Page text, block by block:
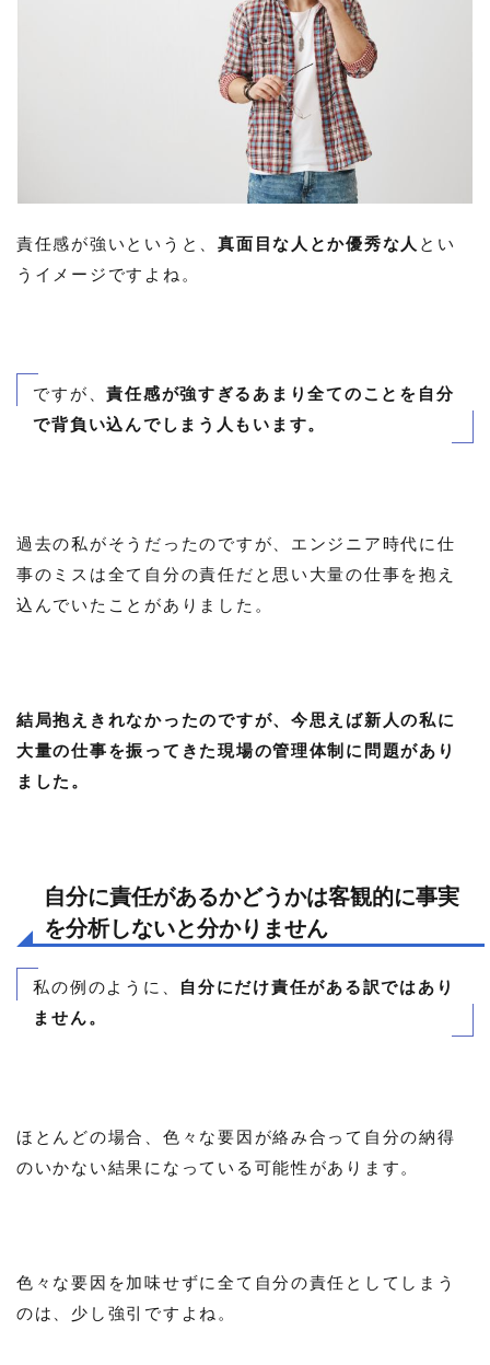
責任感が強いというと、真面目な人とか優秀な人 とい
うイメージですよね。
ですが、責任感が強すぎるあまり全てのことを自分
で背負い込んでしまう人もいます。
過去の私がそうだったのですが、エンジニア時代に仕
事のミスは全て自分の責任だと思い大量の仕事を抱え
込んでいたことがありました。
結局抱えきれなかったのですが、今思えば新人の私に
大量の仕事を振ってきた現場の管理体制に問題があり
ました。
自分に責任があるかどうかは客観的に事実
を分析しないと分かりません
私の例のように、 自分にだけ責任がある訳ではあり
ません。
ほとんどの場合、色々な要因が絡み合って自分の納得
のいかない結果になっている可能性があります。
色々な要因を加味せずに全て自分の責任としてしまう
のは、少し強引ですよね。